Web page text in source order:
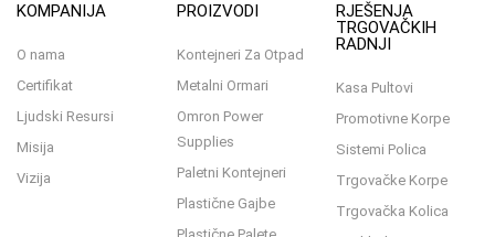
KOMPANIJA
O nama
Certifikat
Ljudski Resursi
Misija
Vizija
PROIZVODI
Kontejneri Za Otpad
Metalni Ormari
Omron Power
Supplies
Paletni Kontejneri
Plastične Gajbe
RJEŠENJA
TRGOVAČKIH
RADNJI
Kasa Pultovi
Promotivne Korpe
Sistemi Polica
Trgovačke Korpe
Trgovačka Kolica